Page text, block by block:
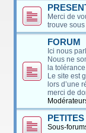
Merci de
trouve
FORUM
Ici nous
Nous ne
la
Le site est
lors d’une
merci de
Sous-